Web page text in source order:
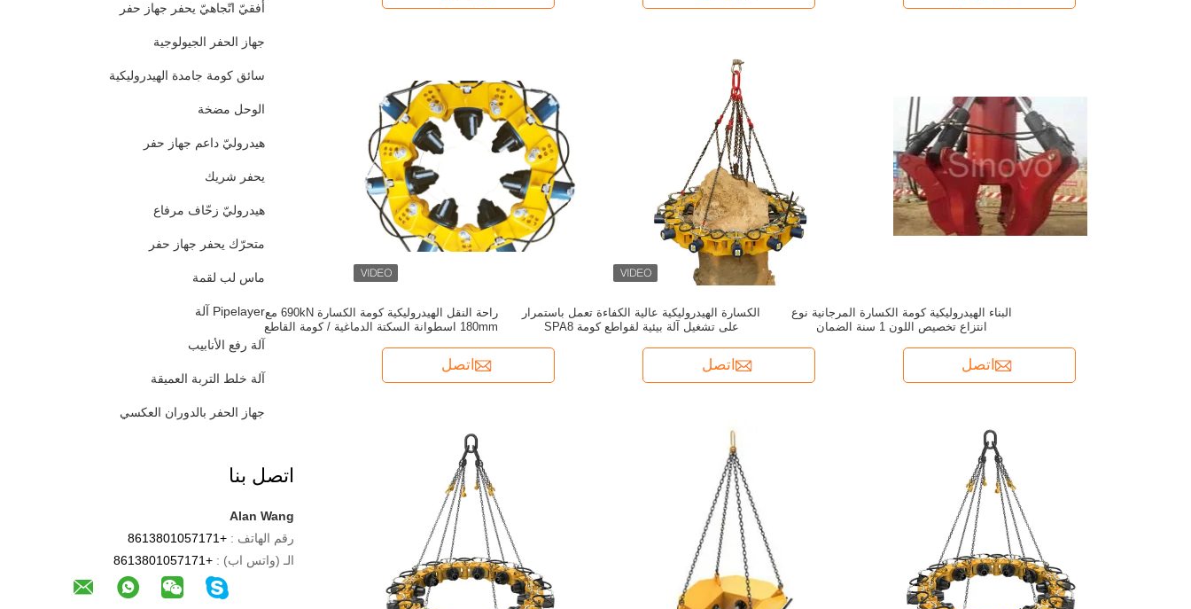
أفقيّ اتّجاهيّ يحفر جهاز حفر
جهاز الحفر الجيولوجية
سائق كومة جامدة الهيدروليكية
الوحل مضخة
هيدروليّ داعم جهاز حفر
يحفر شريك
هيدروليّ زحّاف مرفاع
متحرّك يحفر جهاز حفر
ماس لب لقمة
Pipelayer آلة
آلة رفع الأنابيب
آلة خلط التربة العميقة
جهاز الحفر بالدوران العكسي
اتصل بنا
Alan Wang
رقم الهاتف : +8613801057171
الـ (واتس اب) : +8613801057171
راحة النقل الهيدروليكية كومة الكسارة 690kN مع
180mm اسطوانة السكتة الدماغية / كومة القاطع
اتصل
الكسارة الهيدروليكية عالية الكفاءة تعمل باستمرار
على تشغيل آلة بيئية لقواطع كومة SPA8
اتصل
البناء الهيدروليكية كومة الكسارة المرجانية نوع
انتزاع تخصيص اللون 1 سنة الضمان
اتصل